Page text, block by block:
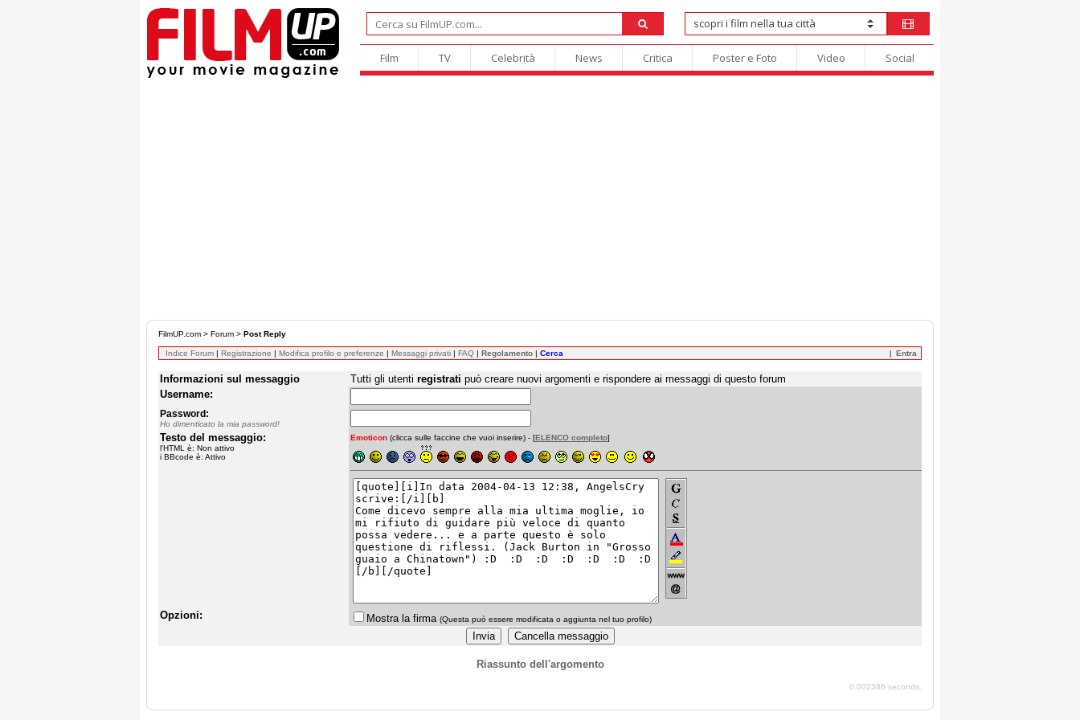
Film TV Celebrità News Critica Poster e Foto Video Social
FilmUP.com > Forum > Post Reply
Indice Forum | Registrazione | Modifica profilo e preferenze | Messaggi privati | FAQ | Regolamento | Cerca Entra
Informazioni sul messaggio Tutti gli utenti registrati può creare nuovi argomenti e rispondere ai messaggi di questo forum
Username:
Password:
Ho dimenticato la mia password!
Testo del messaggio:
l'HTML è: Non attivo
i BBcode è: Attivo
Emoticon (clicca sulle faccine che vuoi inserire) - [ELENCO completo]
Opzioni: Mostra la firma (Questa può essere modificata o aggiunta nel tuo profilo)
Riassunto dell'argomento
0.002386 seconds.